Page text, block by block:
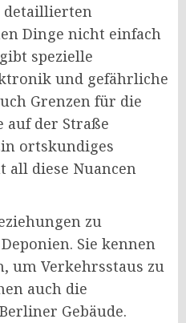
detaillierten
Dinge nicht einfach
spezielle
und gefährliche
Grenzen für die
auf der Straße
ortskundiges
all diese Nuancen
zu
Sie kennen
um Verkehrsstaus zu
auch die
Gebäude.